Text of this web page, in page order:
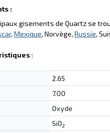
:
gisements de Quartz se
, Mexique, Norvège, Russie,
:
2.65
7.00
Oxyde
SiO2